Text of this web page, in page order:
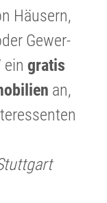
Häusern,
Gewer­
ein gratis
an,